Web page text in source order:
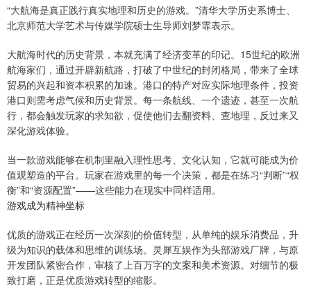
“大航海是真正践行真实地理和历史的游戏。”清华大学历史系博士、
北京师范大学艺术与传媒学院硕士生导师刘梦霏表示。
大航海时代的历史背景，本就充满了经济变革的印记。15世纪的欧洲
航海家们，通过开辟新航路，打破了中世纪的封闭格局，带来了全球
贸易的兴起和资本积累的加速。港口的特产对应实际地理条件，投资
港口则需考虑气候和历史背景。每一条航线、一个遗迹，甚至一次航
行，都会触发玩家的求知欲，促使他们去翻资料、查地理，反过来又
深化游戏体验。
当一款游戏能够在机制里融入理性思考、文化认知，它就可能成为价
值观塑造的平台。玩家在游戏里的每一个决策，都是在练习“判断”“权
衡”和“资源配置”——这些能力在现实中同样适用。
游戏成为精神坐标
优质的游戏正在经历一次深刻的价值转型，从单纯的娱乐消费品，升
级为知识的载体和思维的训练场。灵犀互娱作为头部游戏厂牌，与原
开发团队紧密合作，审核了上百万字的文案和美术资源。对细节的极
致打磨，正是优质游戏转型的缩影。